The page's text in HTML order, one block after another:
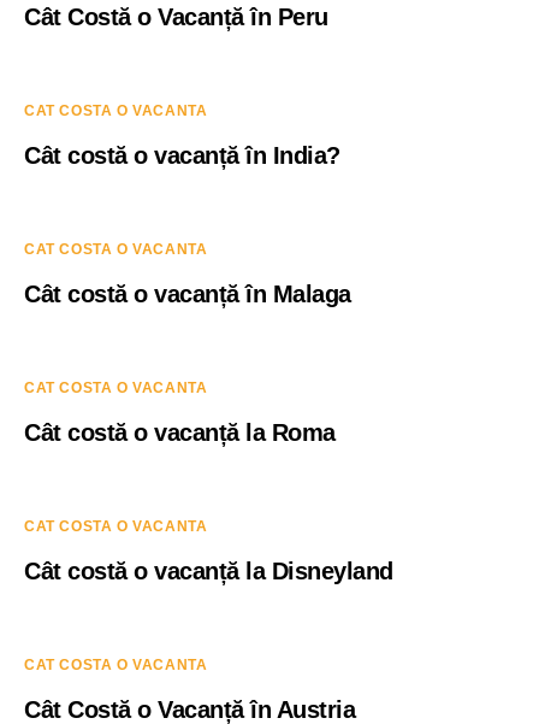
Cât Costă o Vacanță în Peru
CAT COSTA O VACANTA
Cât costă o vacanță în India?
CAT COSTA O VACANTA
Cât costă o vacanță în Malaga
CAT COSTA O VACANTA
Cât costă o vacanță la Roma
CAT COSTA O VACANTA
Cât costă o vacanță la Disneyland
CAT COSTA O VACANTA
Cât Costă o Vacanță în Austria